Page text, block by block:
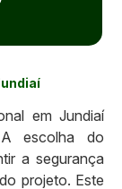
em Jundiaí
escolha do
a segurança
projeto. Este